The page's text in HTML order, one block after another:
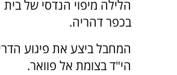
הלילה מיפוי הנדסי של
בכפר דהריה.
המחבל ביצע את פיגוע
הי"ד בצומת אל פוואר.